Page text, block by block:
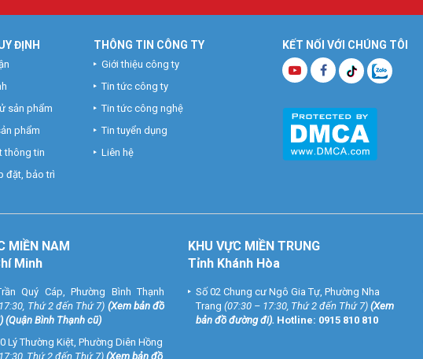
KẾT NỐI VỚI CHÚNG TÔI
ĐỊNH
sản phẩm
phẩm
thông tin
đặt, bảo trì
THÔNG TIN CÔNG TY
Giới thiệu công ty
Tin tức công ty
Tin tức công nghệ
Tin tuyển dụng
Liên hệ
MIỀN NAM
Minh
Quý Cáp, Phường Bình Thạnh
Thứ 2 đến Thứ 7) (Xem bản đồ
) (Quận Bình Thạnh cũ)
Lý Thường Kiệt, Phường Diên Hồng
Thứ 2 đến Thứ 7)(Xem bản đồ
KHU VỰC MIỀN TRUNG
Tỉnh Khánh Hòa
Số 02 Chung cư Ngô Gia Tự, Phường Nha
Trang (07:30 – 17:30, Thứ 2 đến Thứ 7) (Xem
bản đồ đường đi). Hotline: 0915 810 810